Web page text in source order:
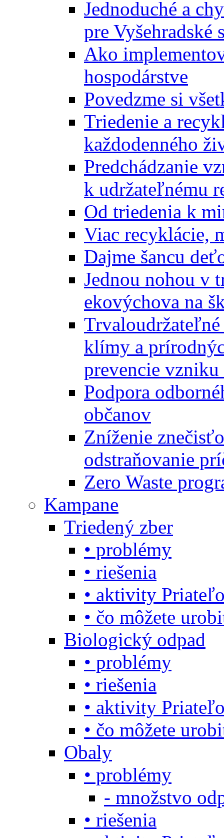
Jednoduché a
pre Vyšehradské
Ako
hospodárstve
Povedzme si
Triedenie a
každodenného
Predchádzanie
k udržateľnému
Od triedenia k
Viac recyklácie,
Dajme šancu
Jednou nohou v
ekovýchova na
klímy a
prevencie vzniku
Podpora
občanov
Zníženie
odstraňovanie
Zero Waste
Kampane
Triedený zber
• problémy
• riešenia
• aktivity
• čo môžete
Biologický odpad
• problémy
• riešenia
• aktivity
• čo môžete
Obaly
• problémy
- množstvo
• riešenia